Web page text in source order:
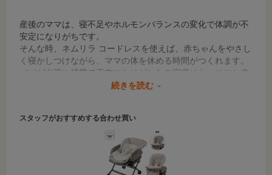
思います。ネムリラがなかったら、きっと心も体も限界だっ
たかも…。そう思うと、我が家にとっては「もう一つの手」
そのものでした。
産後のママは、寝不足やホルモンバランスの変化で体調が不
安定になりがちです。
そんな時、ネムリラ コードレスを使えば、赤ちゃんをやさし
く寝かしつけながら、ママの体を休める時間がつくれます。
パパが出張や残業で不在になりがちなご家庭にも、ママと赤
ちゃんの心強い味方になります。
も使えるのがポイント。
さらにキャスター付きで、赤ちゃんを乗せたまま部屋から部
屋へラクに移動できます。
ベッドや布団を移動させる必要がなく、「日中の赤ちゃんの
居場所」として大活躍します。
続きを読む
スタッフがおすすめする合わせ買い